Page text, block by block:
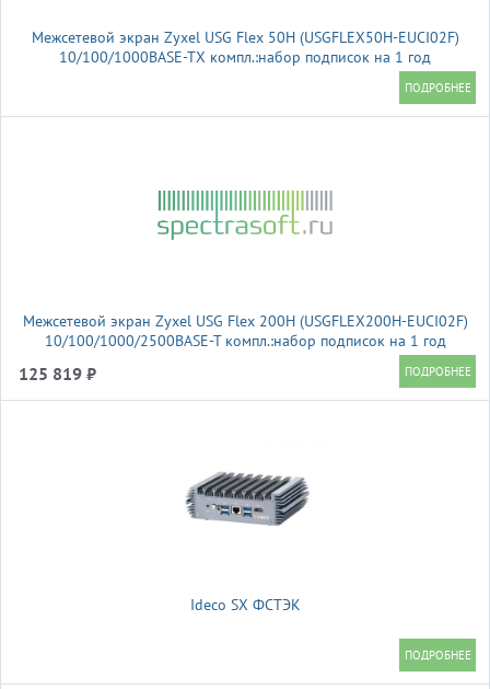
Межсетевой экран Zyxel USG Flex 50H (USGFLEX50H-EUCI02F)
10/100/1000BASE-TX компл.:набор подписок на 1 год
Межсетевой экран Zyxel USG Flex 200H (USGFLEX200H-EUCI02F)
10/100/1000/2500BASE-T компл.:набор подписок на 1 год
125 819 ₽
Ideco SX ФСТЭК